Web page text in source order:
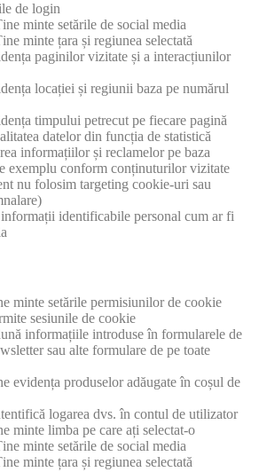
de login
minte setările de social media
minte țara și regiunea selectată
paginilor vizitate și a interacțiunilor
locației și regiunii baza pe numărul
timpului petrecut pe fiecare pagină
datelor din funcția de statistică
informațiilor și reclamelor pe baza
exemplu conform conținuturilor vizitate
nu folosim targeting cookie-uri sau
identificabile personal cum ar fi
minte setările permisiunilor de cookie
sesiunile de cookie
informațiile introduse în formularele de
sau alte formulare de pe toate
evidența produselor adăugate în coșul de
logarea dvs. în contul de utilizator
minte limba pe care ați selectat-o
minte setările de social media
minte țara și regiunea selectată